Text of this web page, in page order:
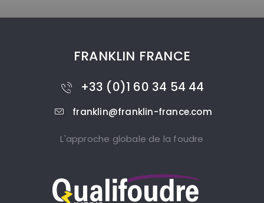
FRANKLIN FRANCE
+33 (0)1 60 34 54 44
franklin@franklin-france.com
L'approche globale de la foudre